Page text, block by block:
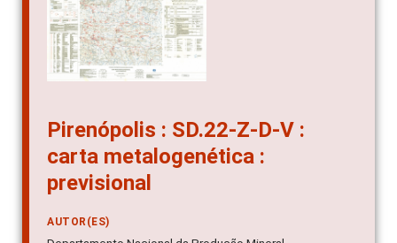
Pirenópolis : SD.22-Z-D-V :
carta metalogenética :
previsional
AUTOR(ES)